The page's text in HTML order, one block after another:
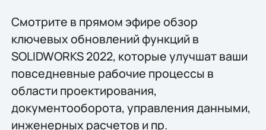
Смотрите в прямом эфире обзор
ключевых обновлений функций в
SOLIDWORKS 2022, которые улучшат ваши
повседневные рабочие процессы в
области проектирования,
документооборота, управления данными,
инженерных расчетов и пр.